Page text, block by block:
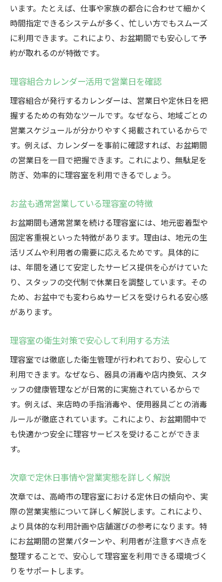
います。たとえば、仕事や家族の都合に合わせて細かく
時間指定できるシステムが多く、忙しい方でもスムーズ
に利用できます。これにより、お盆期間でも安心して予
約が取れるのが特徴です。
理容組合カレンダー活用で営業日を確認
理容組合が発行するカレンダーは、営業日や定休日を把
握するための有効なツールです。なぜなら、地域ごとの
営業スケジュールが分かりやすく掲載されているからで
す。例えば、カレンダーを事前に確認すれば、お盆期間
の営業日を一目で把握できます。これにより、無駄足を
防ぎ、効率的に理容室を利用できるでしょう。
お盆も通常営業している理容室の特徴
お盆期間も通常営業を続ける理容室には、地元密着型や
固定客重視といった特徴があります。理由は、地元の生
活リズムや利用者の需要に応えるためです。具体的に
は、年間を通じて安定したサービス提供を心がけていた
り、スタッフの交代制で休業日を調整しています。その
ため、お盆中でも変わらぬサービスを受けられる安心感
があります。
理容室の衛生対策で安心して利用する方法
理容室では徹底した衛生管理が行われており、安心して
利用できます。なぜなら、器具の消毒や店内換気、スタ
ッフの健康管理などが日常的に実施されているからで
す。例えば、来店時の手指消毒や、使用器具ごとの消毒
ルールが徹底されています。これにより、お盆期間中で
も快適かつ安全に理容サービスを受けることができま
す。
次章で定休日事情や営業実態を詳しく解説
次章では、高崎市の理容室における定休日の傾向や、実
際の営業実態について詳しく解説します。これにより、
より具体的な利用計画や店舗選びの参考になります。特
にお盆期間の営業パターンや、利用者が注意すべき点を
整理することで、安心して理容室を利用できる環境づく
りをサポートします。